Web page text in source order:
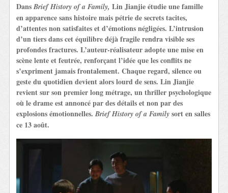
DansBrief History of a Family, Lin Jianjie étudie une famille
en apparence sans histoire mais pétrie de secrets tacites,
d’attentes non satisfaites et d’émotions négligées. L’intrusion
d’un tiers dans cet équilibre déjà fragile rendra visible ses
profondes fractures. L’auteur-réalisateur adopte une mise en
scène lente et feutrée, renforçant l’idée que les conflits ne
s’expriment jamais frontalement. Chaque regard, silence ou
geste du quotidien devient alors lourd de sens. Lin Jianjie
revient sur son premier long métrage, un thriller psychologique
où le drame est annoncé par des détails et non par des
explosions émotionnelles.Brief History of a Family sort en salles
ce 13 août.